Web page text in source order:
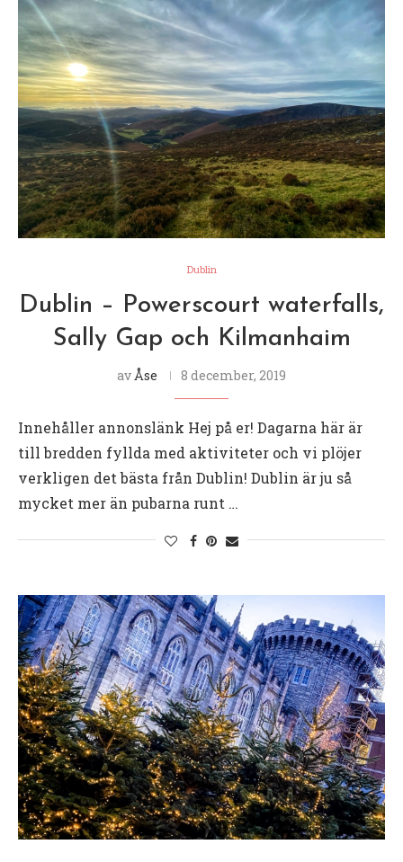
Dublin
Dublin – Powerscourt waterfalls,
Sally Gap och Kilmanhaim
av Åse 8 december, 2019
Innehåller annonslänk Hej på er! Dagarna här är
till bredden fyllda med aktiviteter och vi plöjer
verkligen det bästa från Dublin! Dublin är ju så
mycket mer än pubarna runt …